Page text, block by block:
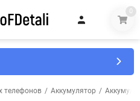
0
телефонов / Аккумулятор /